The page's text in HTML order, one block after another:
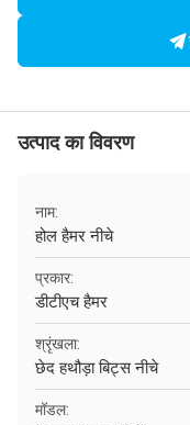
उत्पाद का विवरण
नाम:
होल हैमर नीचे
प्रकार:
डीटीएच हैमर
श्रृंखला:
छेद हथौड़ा बिट्स नीचे
मॉडल: